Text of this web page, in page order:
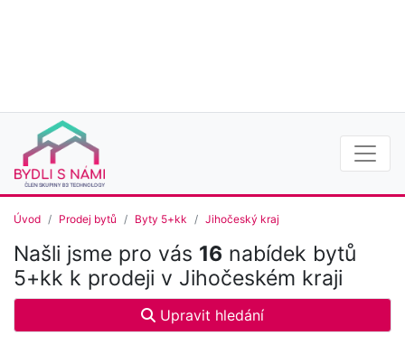
Úvod Prodej bytů Byty 5+kk Jihočeský kraj
Našli jsme pro vás 16 nabídek bytů
5+kk k prodeji v Jihočeském kraji
Upravit hledání